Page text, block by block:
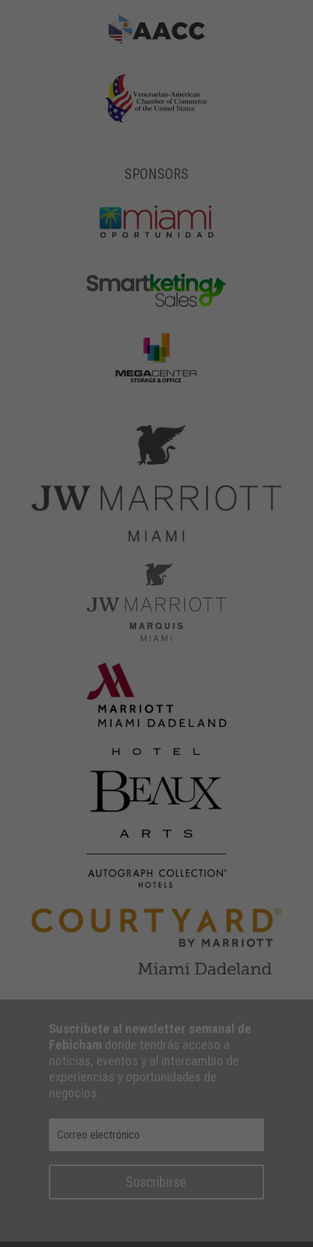
SPONSORS
Suscribete al newsletter semanal de
Febicham donde tendrás acceso a
noticias, eventos y al intercambio de
experiencias y oportunidades de
negocios.
Suscribirse